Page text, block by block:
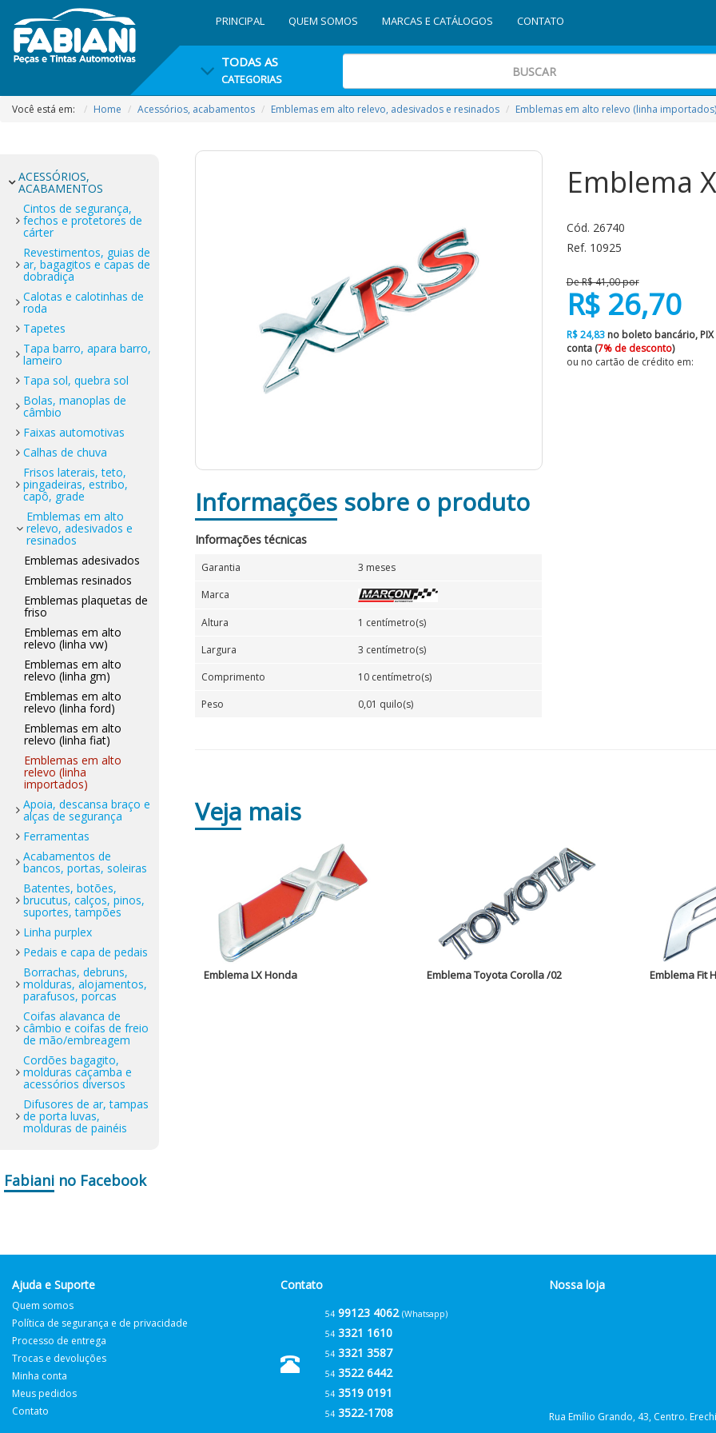
PRINCIPAL QUEM SOMOS MARCAS E CATÁLOGOS CONTATO
TODAS AS
CATEGORIAS
Você está em: Home Acessórios, acabamentos Emblemas em alto relevo, adesivados e resinados Emblemas em alto relevo (linha importados)
ACESSÓRIOS,
ACABAMENTOS
Cintos de segurança,
fechos e protetores de
cárter
Revestimentos, guias de
ar, bagagitos e capas de
dobradiça
Calotas e calotinhas de
roda
Tapetes
Tapa barro, apara barro,
lameiro
Tapa sol, quebra sol
Bolas, manoplas de
câmbio
Faixas automotivas
Calhas de chuva
Frisos laterais, teto,
pingadeiras, estribo,
capô, grade
Emblemas em alto
relevo, adesivados e
resinados
Emblemas adesivados
Emblemas resinados
Emblemas plaquetas de
friso
Emblemas em alto
relevo (linha vw)
Emblemas em alto
relevo (linha gm)
Emblemas em alto
relevo (linha ford)
Emblemas em alto
relevo (linha fiat)
Emblemas em alto
relevo (linha
importados)
Apoia, descansa braço e
alças de segurança
Ferramentas
Acabamentos de
bancos, portas, soleiras
Batentes, botões,
brucutus, calços, pinos,
suportes, tampões
Linha purplex
Pedais e capa de pedais
Borrachas, debruns,
molduras, alojamentos,
parafusos, porcas
Coifas alavanca de
câmbio e coifas de freio
de mão/embreagem
Cordões bagagito,
molduras caçamba e
acessórios diversos
Difusores de ar, tampas
de porta luvas,
molduras de painéis
Fabiani no Facebook
Emblema
Cód. 26740
Ref. 10925
De R$ 41,00 por
R$ 26,70
R$ 24,83no boleto bancário,
conta (7% de desconto)
ou no cartão de crédito em:
Informações sobre o produto
Informações técnicas
Garantia
3 meses
Marca
Altura
1 centímetro(s)
Largura
3 centímetro(s)
Comprimento
10 centímetro(s)
Peso
0,01 quilo(s)
Veja mais
Emblema LX Honda Emblema Toyota Corolla /02 Emblema Fit
Ajuda e Suporte
Quem somos
Política de segurança e de privacidade
Processo de entrega
Trocas e devoluções
Minha conta
Meus pedidos
Contato
Contato
54 99123 4062 (Whatsapp)
54 3321 1610
54 3321 3587
54 3522 6442
54 3519 0191
54 3522-1708
Nossa loja
Rua Emílio Grando, 43, Centro.